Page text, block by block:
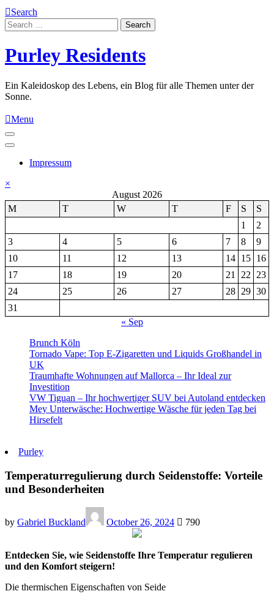
Skip
to
content
Search
Search
for:
Purley Residents
Ein Kaleidoskop des Lebens, ein Blog für alle Themen unter der
Sonne.
Menu
Impressum
×
August 2026
M
T W T F S
S
1
2
3
4 5 6 7 8
9
10
11 12 13 14 15 16
17
18 19 20 21 22
23
24
25 26 27 28 29 30
31
« Sep
Brunch Köln
Tornado Vape: Top E-Zigaretten und Liquids Großhandel in
UK
Traumhafte Wohnungen auf Mallorca – Ihr Ideal zur
Investition
VW Tiguan – Ihr hochwertiger SUV bei Autoland entdecken
Mey Unterwäsche: Hochwertige Wäsche für jeden Tag bei
Hirsefelt
Purley
Temperaturregulierung durch Seidenstoffe: Vorteile
und Besonderheiten
by Gabriel Buckland October 26, 2024 790
Entdecken Sie, wie Seidenstoffe Ihre Temperatur regulieren
und den Komfort steigern!
Die thermischen Eigenschaften von Seide